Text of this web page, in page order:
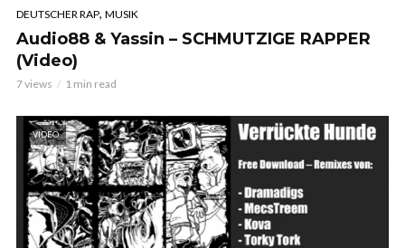
DEUTSCHER RAP, MUSIK
Audio88 & Yassin – SCHMUTZIGE RAPPER
(Video)
7 views 1 min read
VIDEO